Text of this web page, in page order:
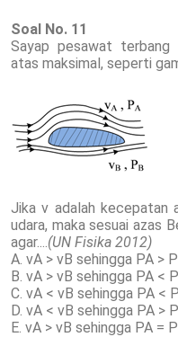
Soal No. 11
Sayap pesawat terbang
atas maksimal, seperti
Jika v adalah kecepatan
udara, maka sesuai azas
agar.... (UN Fisika 2012)
A. vA > vB sehingga PA >
B. vA > vB sehingga PA <
C. vA < vB sehingga PA <
D. vA < vB sehingga PA >
E. vA > vB sehingga PA =